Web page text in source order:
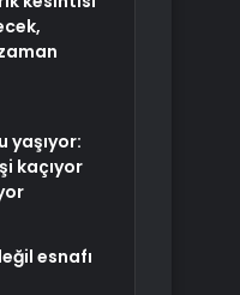
yaşıyor:
kaçıyor
esnafı